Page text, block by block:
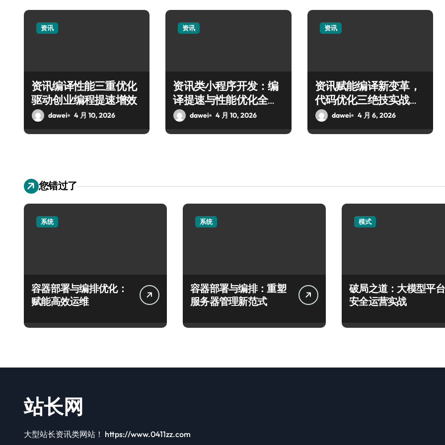
资讯
资讯编译性能三重优化
驱动创业编程提速增效
dawei 4 月 10, 2026
资讯
资讯类小程序开发：编
译提速与性能优化全指
南
dawei 4 月 10, 2026
资讯
资讯赋能编译新变革，
代码优化三绝技实战分
享
dawei 4 月 6, 2026
您错过了
系统
容器部署与编排优化：
赋能高效运维
系统
容器部署与编排：重塑
服务器管理新范式
模式
破局之道：大模型平台
安全运营实战
站长网
大型站长资讯类网站！ https://www.0411zz.com